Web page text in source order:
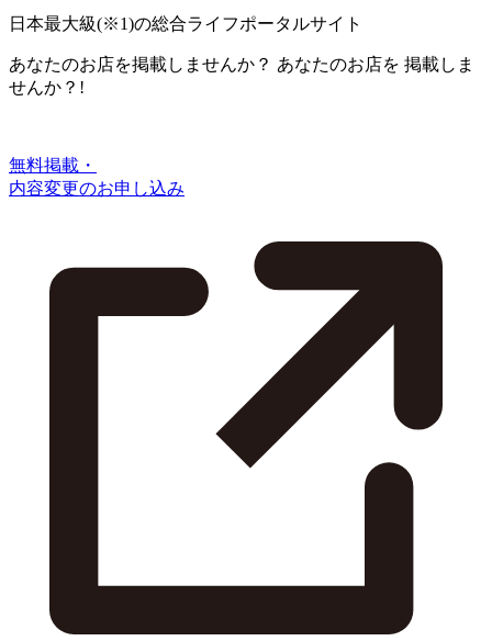
日本最大級(※1)の総合ライフポータルサイト
あなたのお店を掲載しませんか？ あなたのお店を 掲載しま
せんか？!
無料掲載・
内容変更のお申し込み